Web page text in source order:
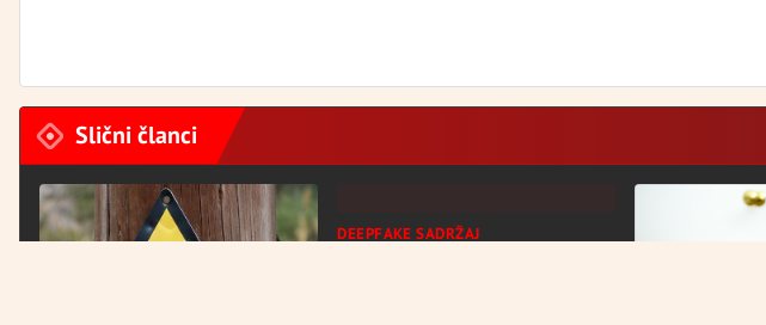
Slični članci
DEEPFAKE SADRŽAJ